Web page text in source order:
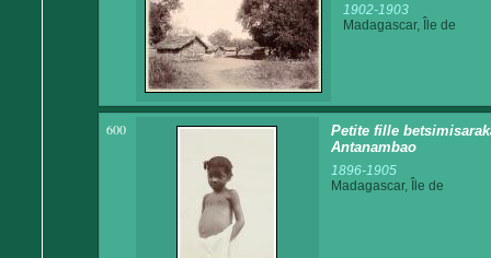
1902-1903
Madagascar, Île de
600
Petite fille
Antanambao
1896-1905
Madagascar, Île de